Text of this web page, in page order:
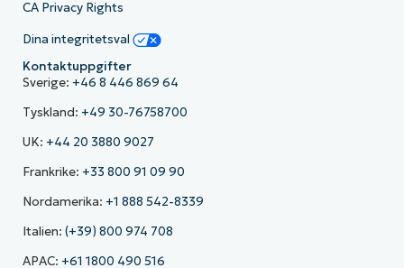
CA Privacy Rights
Dina integritetsval
Kontaktuppgifter
Sverige: +46 8 446 869 64
Tyskland: +49 30-76758700
UK: +44 20 3880 9027
Frankrike: +33 800 91 09 90
Nordamerika: +1 888 542-8339
Italien: (+39) 800 974 708
APAC: +61 1800 490 516